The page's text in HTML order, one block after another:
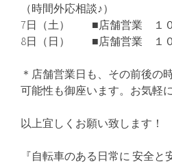
（時間外応相談♪）
7日（土） ■店舗営業 １０
8日（日） ■店舗営業 １０
＊店舗営業日も、その前後の
可能性も御座います。お気軽
以上宜しくお願い致します！
『自転車のある日常に 安全と